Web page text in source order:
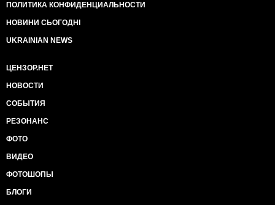
ПОЛИТИКА КОНФИДЕНЦИАЛЬНОСТИ
НОВИНИ СЬОГОДНІ
UKRAINIAN NEWS
ЦЕНЗОР.НЕТ
НОВОСТИ
СОБЫТИЯ
РЕЗОНАНС
ФОТО
ВИДЕО
ФОТОШОПЫ
БЛОГИ